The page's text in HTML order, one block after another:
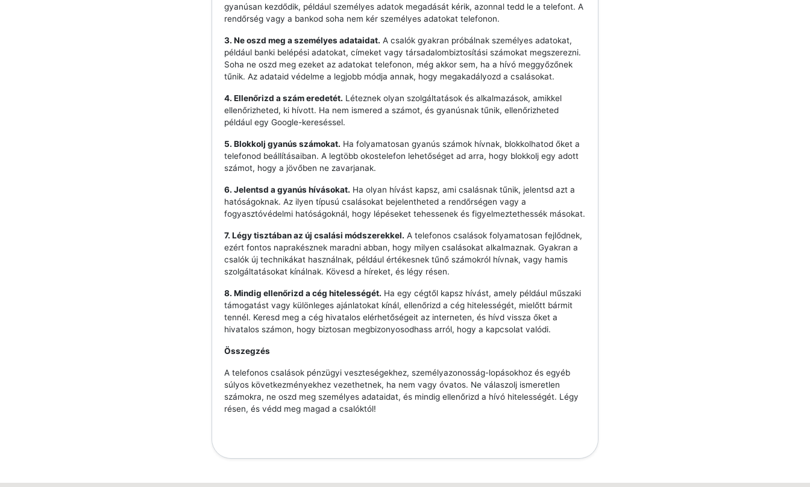
gyanúsan kezdődik, például személyes adatok megadását kérik, azonnal tedd le a telefont. A
rendőrség vagy a bankod soha nem kér személyes adatokat telefonon.
3. Ne oszd meg a személyes adataidat. A csalók gyakran próbálnak személyes adatokat,
például banki belépési adatokat, címeket vagy társadalombiztosítási számokat megszerezni.
Soha ne oszd meg ezeket az adatokat telefonon, még akkor sem, ha a hívó meggyőzőnek
tűnik. Az adataid védelme a legjobb módja annak, hogy megakadályozd a csalásokat.
4. Ellenőrizd a szám eredetét. Léteznek olyan szolgáltatások és alkalmazások, amikkel
ellenőrizheted, ki hívott. Ha nem ismered a számot, és gyanúsnak tűnik, ellenőrizheted
például egy Google-kereséssel.
5. Blokkolj gyanús számokat. Ha folyamatosan gyanús számok hívnak, blokkolhatod őket a
telefonod beállításaiban. A legtöbb okostelefon lehetőséget ad arra, hogy blokkolj egy adott
számot, hogy a jövőben ne zavarjanak.
6. Jelentsd a gyanús hívásokat. Ha olyan hívást kapsz, ami csalásnak tűnik, jelentsd azt a
hatóságoknak. Az ilyen típusú csalásokat bejelentheted a rendőrségen vagy a
fogyasztóvédelmi hatóságoknál, hogy lépéseket tehessenek és figyelmeztethessék másokat.
7. Légy tisztában az új csalási módszerekkel. A telefonos csalások folyamatosan fejlődnek,
ezért fontos naprakésznek maradni abban, hogy milyen csalásokat alkalmaznak. Gyakran a
csalók új technikákat használnak, például értékesnek tűnő számokról hívnak, vagy hamis
szolgáltatásokat kínálnak. Kövesd a híreket, és légy résen.
8. Mindig ellenőrizd a cég hitelességét. Ha egy cégtől kapsz hívást, amely például műszaki
támogatást vagy különleges ajánlatokat kínál, ellenőrizd a cég hitelességét, mielőtt bármit
tennél. Keresd meg a cég hivatalos elérhetőségeit az interneten, és hívd vissza őket a
hivatalos számon, hogy biztosan megbizonyosodhass arról, hogy a kapcsolat valódi.
Összegzés
A telefonos csalások pénzügyi veszteségekhez, személyazonosság-lopásokhoz és egyéb
súlyos következményekhez vezethetnek, ha nem vagy óvatos. Ne válaszolj ismeretlen
számokra, ne oszd meg személyes adataidat, és mindig ellenőrizd a hívó hitelességét. Légy
résen, és védd meg magad a csalóktól!